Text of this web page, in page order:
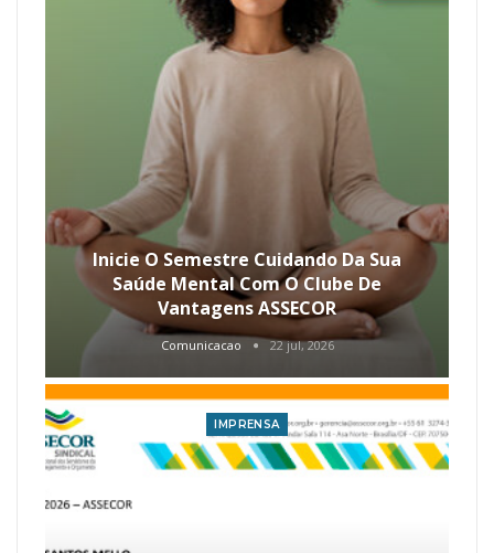
Inicie O Semestre Cuidando Da Sua
Saúde Mental Com O Clube De
Vantagens ASSECOR
Comunicacao 22 jul, 2026
IMPRENSA